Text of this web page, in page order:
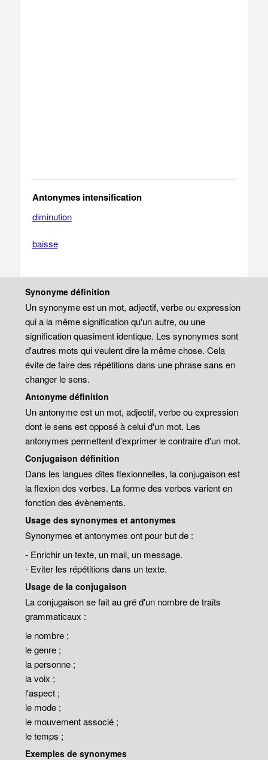
Antonymes intensification
diminution
baisse
Synonyme définition
Un synonyme est un mot, adjectif, verbe ou expression
qui a la même signification qu'un autre, ou une
signification quasiment identique. Les synonymes sont
d'autres mots qui veulent dire la même chose. Cela
évite de faire des répétitions dans une phrase sans en
changer le sens.
Antonyme définition
Un antonyme est un mot, adjectif, verbe ou expression
dont le sens est opposé à celui d'un mot. Les
antonymes permettent d'exprimer le contraire d'un mot.
Conjugaison définition
Dans les langues dîtes flexionnelles, la conjugaison est
la flexion des verbes. La forme des verbes varient en
fonction des évènements.
Usage des synonymes et antonymes
Synonymes et antonymes ont pour but de :
- Enrichir un texte, un mail, un message.
- Eviter les répétitions dans un texte.
Usage de la conjugaison
La conjugaison se fait au gré d'un nombre de traits
grammaticaux :
le nombre ;
le genre ;
la personne ;
la voix ;
l'aspect ;
le mode ;
le mouvement associé ;
le temps ;
Exemples de synonymes